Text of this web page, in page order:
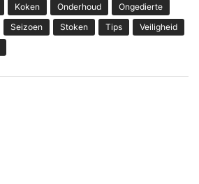
Koken Onderhoud
Ongedierte
Seizoen Stoken Tips
Veiligheid